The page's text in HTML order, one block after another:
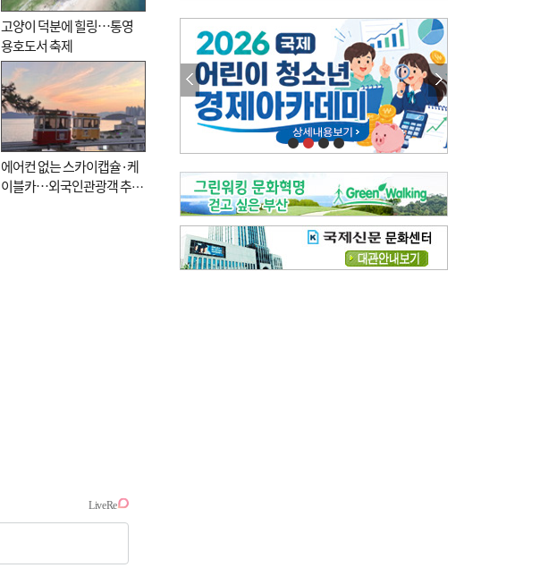
고양이 덕분에 힐링…통영
용호도서 축제
에어컨 없는 스카이캡슐·케
이블카…외국인관광객 추억